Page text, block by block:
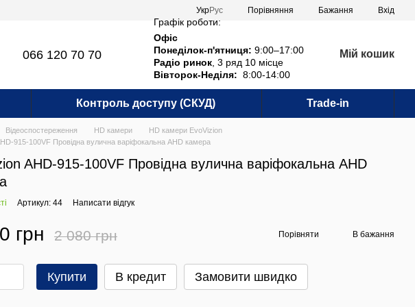
УкрРус Порівняння Бажання Вхід
066 120 70 70
Графік роботи:
Офіс
Понеділок-п'ятниця: 9:00–17:00
Радіо ринок , 3 ряд 10 місце
Вівторок-Неділя: 8:00-14:00
Мій кошик
Контроль доступу (СКУД) Trade-in
Відеоспостереження HD камери
HD камери EvoVizion
915-100VF Провідна вулична варіфокальна AHD камера
AHD-915-100VF Провідна вулична варіфокальна AHD
Артикул: 44 Написати відгук
грн 2 080 грн Порівняти В бажання
Купити В кредит Замовити швидко